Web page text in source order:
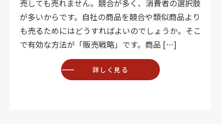
売しても売れません。競合が多く、消費者の選択肢
が多いからです。自社の商品を競合や類似商品より
も売るためにはどうすればよいのでしょうか。そこ
で有効な方法が「販売戦略」です。商品 […]
詳しく見る